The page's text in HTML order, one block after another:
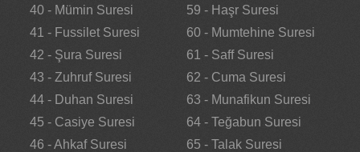
40 - Mümin Suresi
41 - Fussilet Suresi
42 - Şura Suresi
43 - Zuhruf Suresi
44 - Duhan Suresi
45 - Casiye Suresi
46 - Ahkaf Suresi
59 - Haşr Suresi
60 - Mumtehine Suresi
61 - Saff Suresi
62 - Cuma Suresi
63 - Munafikun Suresi
64 - Teğabun Suresi
65 - Talak Suresi